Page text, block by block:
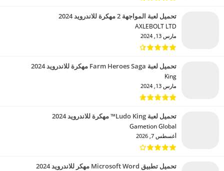
تحميل لعبة المواجهة 2 مهكرة للاندرويد 2024
AXLEBOLT LTD‏
مارس 13, 2024
تحميل لعبة Farm Heroes Saga مهكرة للاندرويد 2024
King‏
مارس 13, 2024
تحميل لعبة Ludo King™ مهكرة للاندرويد 2024
Gametion Global‏
أغسطس 7, 2026
تحميل تطبيق Microsoft Word مهكر للاندرويد 2024